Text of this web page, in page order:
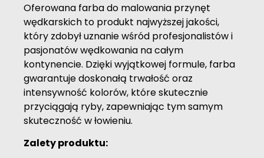
Oferowana farba do malowania przynęt
wędkarskich to produkt najwyższej jakości,
który zdobył uznanie wśród profesjonalistów i
pasjonatów wędkowania na całym
kontynencie. Dzięki wyjątkowej formule, farba
gwarantuje doskonałą trwałość oraz
intensywność kolorów, które skutecznie
przyciągają ryby, zapewniając tym samym
skuteczność w łowieniu.
Zalety produktu: